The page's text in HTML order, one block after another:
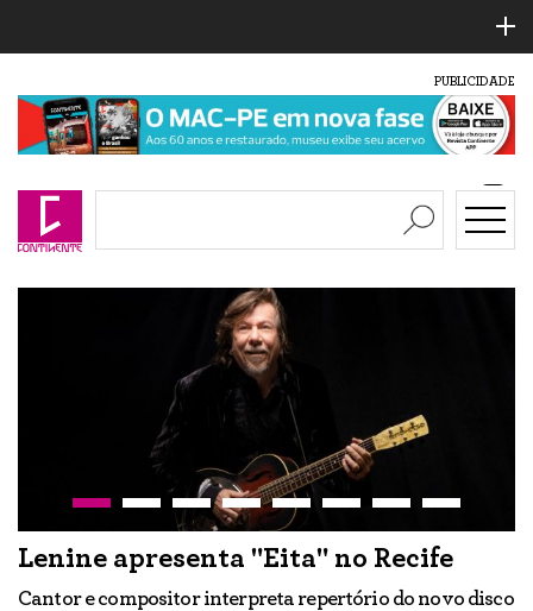
PUBLICIDADE
Lenine apresenta "Eita" no Recife
Cantor e compositor interpreta repertório do novo disco